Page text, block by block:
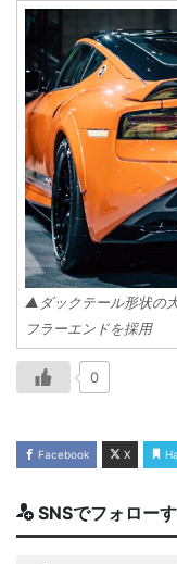
▲ダックテール形状の
フラーエンドを採用
0
Facebook X
SNSでフォロー